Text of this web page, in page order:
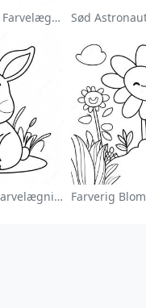
Sonic Speedster Farvelægningsside
Sød Påskehare Farvelægningsside